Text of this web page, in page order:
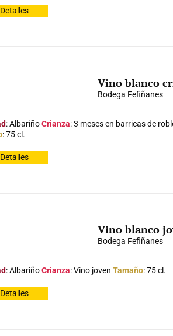
Detalles
Vino blanco
Bodega Fefiñanes
: AlbariñoCrianza: 3 meses en barricas de
: 75 cl.
Detalles
Vino blanco
Bodega Fefiñanes
: AlbariñoCrianza: Vino joven Tamaño: 75 cl.
Detalles